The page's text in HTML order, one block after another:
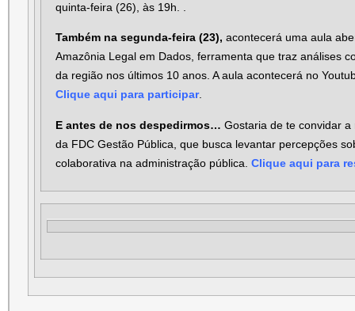
quinta-feira (26), às 19h.
Também na segunda-feira (23), acontecerá uma aula
Amazônia Legal em Dados, ferramenta que traz análises
da região nos últimos 10 anos. A aula acontecerá no
Clique aqui para participar.
E antes de nos despedirmos… Gostaria de te convidar
da FDC Gestão Pública, que busca levantar percepções
colaborativa na administração pública. Clique aqui para